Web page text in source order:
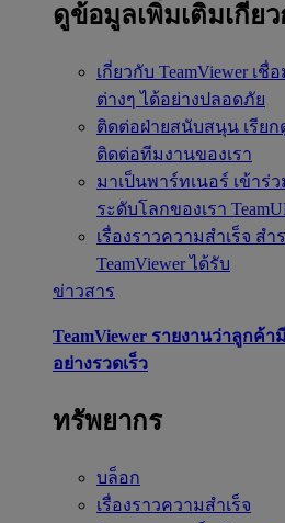
ดูข้อมูลเพิ่มเติมเกี่ยว
เกี่ยวกับ TeamViewer เชื่
ต่างๆ ได้อย่างปลอดภัย
ติดต่อฝ่ายสนับสนุน เรีย
ติดต่อทีมงานของเรา
มาเป็นพาร์ทเนอร์ เข้าร่
ระดับโลกของเรา
เรื่องราวความสำเร็จ สำ
TeamViewer ได้รับ
ข่าวสาร
TeamViewer รายงานว่าลูกค้
อย่างรวดเร็ว
ทรัพยากร
บล็อก
เรื่องราวความสำเร็จ